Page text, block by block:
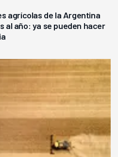
agrícolas de la Argentina
al año: ya se pueden hacer